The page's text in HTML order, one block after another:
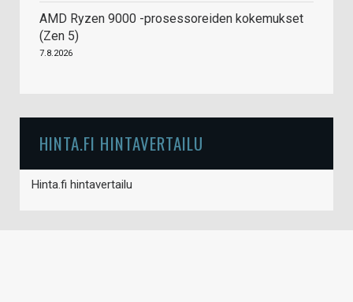
AMD Ryzen 9000 -prosessoreiden kokemukset
(Zen 5)
7.8.2026
HINTA.FI HINTAVERTAILU
Hinta.fi hintavertailu